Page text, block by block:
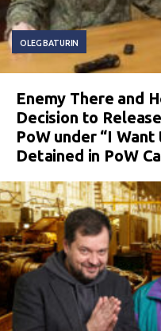
OLEG BATURIN
Enemy There and
Decision to
PoW under “I
Detained in PoW